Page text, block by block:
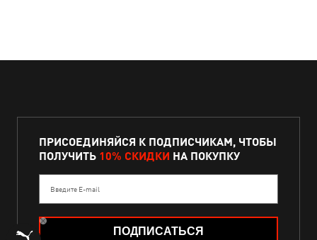
ПРИСОЕДИНЯЙСЯ К ПОДПИСЧИКАМ, ЧТОБЫ
ПОЛУЧИТЬ 10% СКИДКИ НА ПОКУПКУ
Введите E-mail
ПОДПИСАТЬСЯ